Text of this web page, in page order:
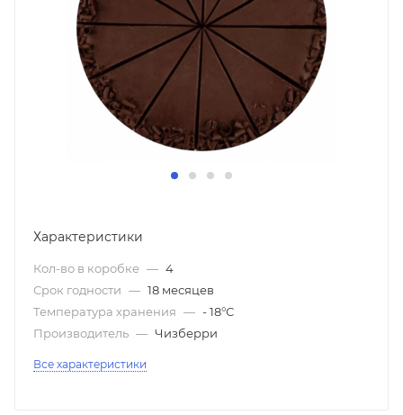
Характеристики
Кол-во в коробке — 4
Срок годности — 18 месяцев
Температура хранения — - 18°С
Производитель — Чизберри
Все характеристики